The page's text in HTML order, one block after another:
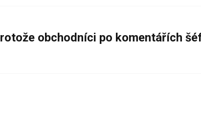
obchodníci po komentářích